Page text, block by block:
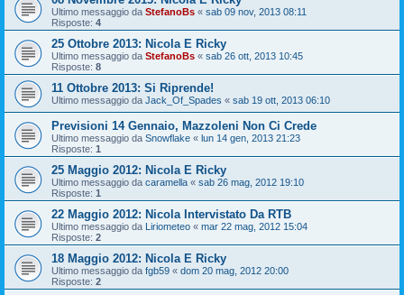
Ultimo messaggio da StefanoBs « sab 09 nov, 2013 08:11
Risposte: 4
25 Ottobre 2013: Nicola E Ricky
Ultimo messaggio da StefanoBs « sab 26 ott, 2013 10:45
Risposte: 8
11 Ottobre 2013: Si Riprende!
Ultimo messaggio da Jack_Of_Spades « sab 19 ott, 2013 06:10
Previsioni 14 Gennaio, Mazzoleni Non Ci Crede
Ultimo messaggio da Snowflake « lun 14 gen, 2013 21:23
Risposte: 1
25 Maggio 2012: Nicola E Ricky
Ultimo messaggio da caramella « sab 26 mag, 2012 19:10
Risposte: 1
22 Maggio 2012: Nicola Intervistato Da RTB
Ultimo messaggio da Liriometeo « mar 22 mag, 2012 15:04
Risposte: 2
18 Maggio 2012: Nicola E Ricky
Ultimo messaggio da fgb59 « dom 20 mag, 2012 20:00
Risposte: 2